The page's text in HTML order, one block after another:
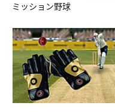
ミッション野球